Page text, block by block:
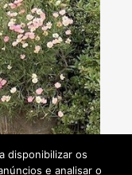
de Viagens
disponibilizar os
e analisar o